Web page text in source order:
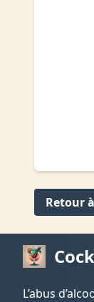
Retour
L’abus